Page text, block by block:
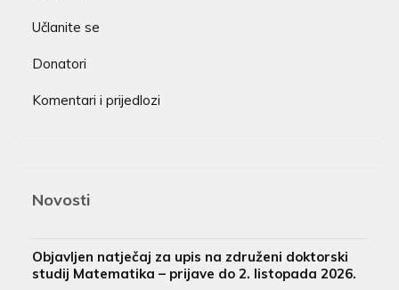
Učlanite se
Donatori
Komentari i prijedlozi
Novosti
Objavljen natječaj za upis na združeni doktorski
studij Matematika – prijave do 2. listopada 2026.